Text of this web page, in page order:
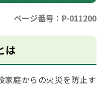
ページ番号：P-011200
は
家庭からの火災を防止す